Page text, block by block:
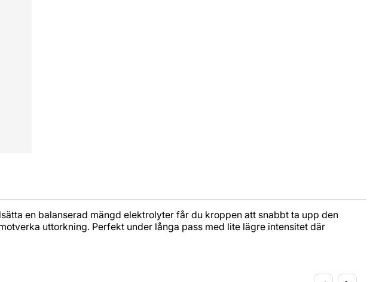
en balanserad mängd elektrolyter får du kroppen att snabbt ta upp den
uttorkning. Perfekt under långa pass med lite lägre intensitet där